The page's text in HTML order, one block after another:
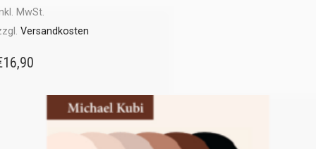
MwSt.
Versandkosten
16,90